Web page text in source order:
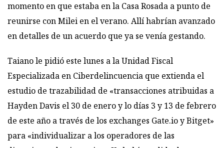
momento en que estaba en la Casa Rosada a punto de
reunirse con Milei en el verano. Allí habrían avanzado
en detalles de un acuerdo que ya se venía gestando.
Taiano le pidió este lunes a la Unidad Fiscal
Especializada en Ciberdelincuencia que extienda el
estudio de trazabilidad de «transacciones atribuidas a
Hayden Davis el 30 de enero y lo días 3 y 13 de febrero
de este año a través de los exchanges Gate.io y Bitget»
para «individualizar a los operadores de las